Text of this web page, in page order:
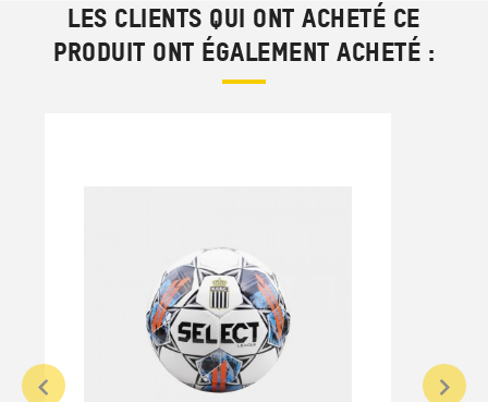
LES CLIENTS QUI ONT ACHETÉ CE
PRODUIT ONT ÉGALEMENT ACHETÉ :